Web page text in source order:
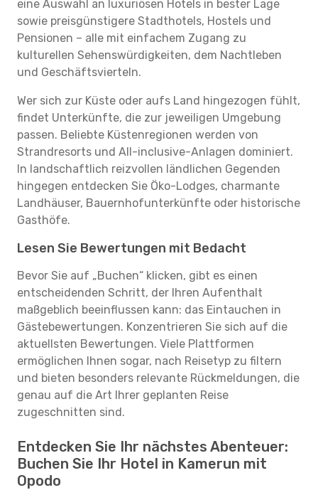
eine Auswahl an luxuriösen Hotels in bester Lage
sowie preisgünstigere Stadthotels, Hostels und
Pensionen – alle mit einfachem Zugang zu
kulturellen Sehenswürdigkeiten, dem Nachtleben
und Geschäftsvierteln.
Wer sich zur Küste oder aufs Land hingezogen fühlt,
findet Unterkünfte, die zur jeweiligen Umgebung
passen. Beliebte Küstenregionen werden von
Strandresorts und All-inclusive-Anlagen dominiert.
In landschaftlich reizvollen ländlichen Gegenden
hingegen entdecken Sie Öko-Lodges, charmante
Landhäuser, Bauernhofunterkünfte oder historische
Gasthöfe.
Lesen Sie Bewertungen mit Bedacht
Bevor Sie auf „Buchen“ klicken, gibt es einen
entscheidenden Schritt, der Ihren Aufenthalt
maßgeblich beeinflussen kann: das Eintauchen in
Gästebewertungen. Konzentrieren Sie sich auf die
aktuellsten Bewertungen. Viele Plattformen
ermöglichen Ihnen sogar, nach Reisetyp zu filtern
und bieten besonders relevante Rückmeldungen, die
genau auf die Art Ihrer geplanten Reise
zugeschnitten sind.
Entdecken Sie Ihr nächstes Abenteuer:
Buchen Sie Ihr Hotel in Kamerun mit
Opodo